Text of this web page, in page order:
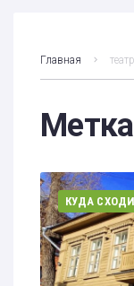
Главная
КУДА